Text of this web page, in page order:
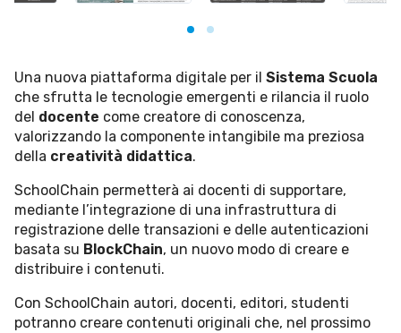
Una nuova piattaforma digitale per il Sistema Scuola
che sfrutta le tecnologie emergenti e rilancia il ruolo
del docente come creatore di conoscenza,
valorizzando la componente intangibile ma preziosa
della creatività didattica.
SchoolChain permetterà ai docenti di supportare,
mediante l’integrazione di una infrastruttura di
registrazione delle transazioni e delle autenticazioni
basata su BlockChain, un nuovo modo di creare e
distribuire i contenuti.
Con SchoolChain autori, docenti, editori, studenti
potranno creare contenuti originali che, nel prossimo